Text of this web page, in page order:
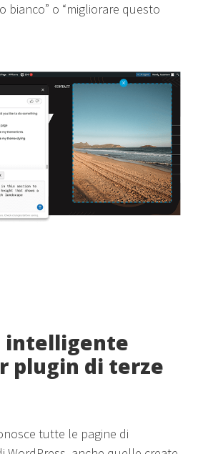
bianco” o “migliorare questo
intelligente
plugin di terze
tutte le pagine di